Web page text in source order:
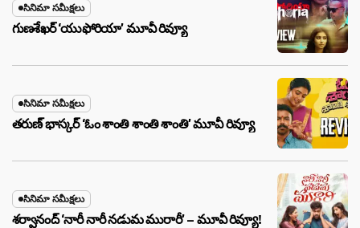
సినిమా సమీక్షలు
గుణశేఖర్ ‘యుఫోరియా’ మూవీ రివ్యూ
సినిమా సమీక్షలు
తరుణ్ భాస్కర్ ‘ఓం శాంతి శాంతి శాంతి’ మూవీ రివ్యూ
సినిమా సమీక్షలు
శర్వానంద్ ‘నారీ నారీ నడుమ మురారీ’ – మూవీ రివ్యూ!